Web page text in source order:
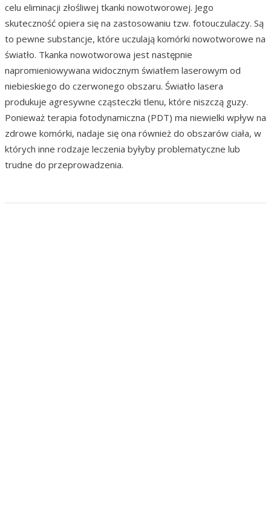
celu eliminacji złośliwej tkanki nowotworowej. Jego
skuteczność opiera się na zastosowaniu tzw. fotouczulaczy. Są
to pewne substancje, które uczulają komórki nowotworowe na
światło. Tkanka nowotworowa jest następnie
napromieniowywana widocznym światłem laserowym od
niebieskiego do czerwonego obszaru. Światło lasera
produkuje agresywne cząsteczki tlenu, które niszczą guzy.
Ponieważ terapia fotodynamiczna (PDT) ma niewielki wpływ na
zdrowe komórki, nadaje się ona również do obszarów ciała, w
których inne rodzaje leczenia byłyby problematyczne lub
trudne do przeprowadzenia.